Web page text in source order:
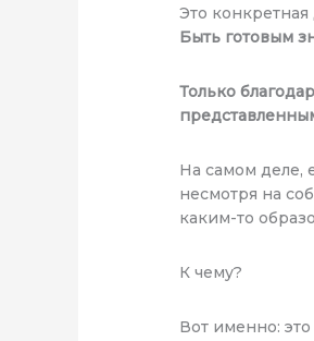
Это
Быть готовым
Только
На самом деле,
несмотря на
каким-то
К чему?
Вот именно: